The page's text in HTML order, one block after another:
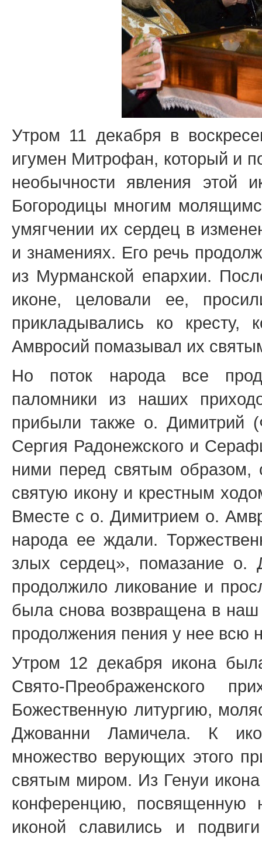
Утром 11 декабря в
игумен Митрофан, который и
необычности явления этой
Богородицы многим
умягчении их сердец в
и знамениях. Его речь
из Мурманской епархии.
иконе, целовали ее,
прикладывались ко
Амвросий помазывал их
Но поток народа все
паломники из наших
прибыли также о. Димитрий
Сергия Радонежского и
ними перед святым
святую икону и крестным
Вместе с о. Димитрием о.
народа ее ждали.
злых сердец», помазание
продолжило ликование и
была снова возвращена в
продолжения пения у нее всю
Утром 12 декабря икона
Свято-Преображенского
Божественную литургию,
Джованни Ламичела. К
множество верующих этого
святым миром. Из Генуи
конференцию, посвященную
иконой славились и